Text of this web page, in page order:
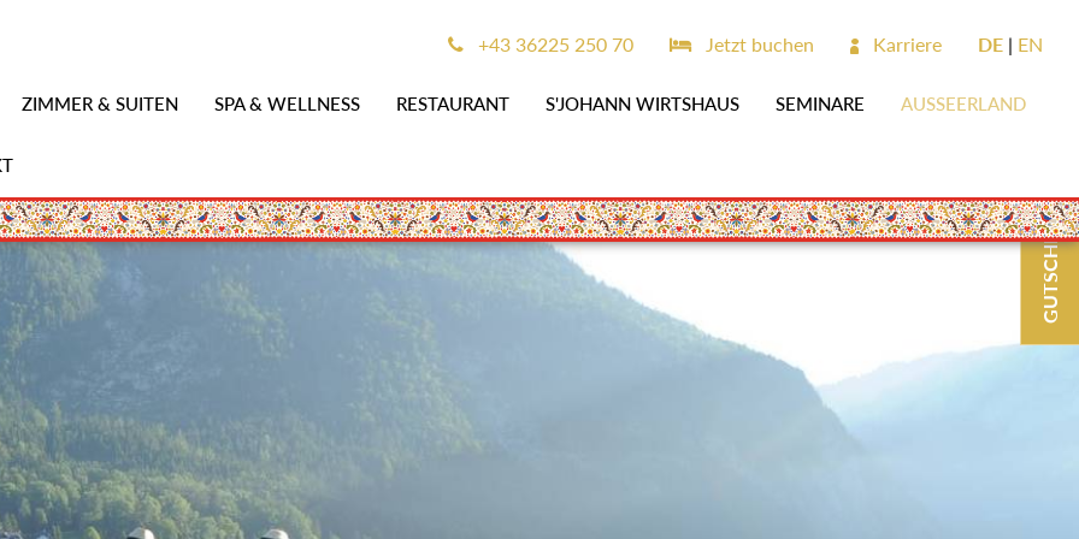
ZIMMER & SUITEN SPA & WELLNESS RESTAURANT S'JOHANN WIRTSHAUS SEMINARE AUSSEERLAND
+43 36225 250 70 Jetzt buchen Karriere DE EN
GUTSCHEINE